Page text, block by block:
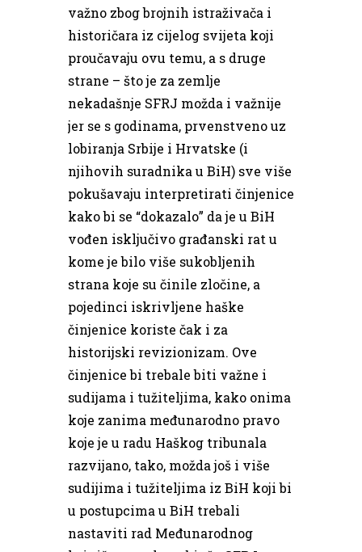
važno zbog brojnih istraživača i
historičara iz cijelog svijeta koji
proučavaju ovu temu, a s druge
strane – što je za zemlje
nekadašnje SFRJ možda i važnije
jer se s godinama, prvenstveno uz
lobiranja Srbije i Hrvatske (i
njihovih suradnika u BiH) sve više
pokušavaju interpretirati činjenice
kako bi se “dokazalo” da je u BiH
vođen isključivo građanski rat u
kome je bilo više sukobljenih
strana koje su činile zločine, a
pojedinci iskrivljene haške
činjenice koriste čak i za
historijski revizionizam. Ove
činjenice bi trebale biti važne i
sudijama i tužiteljima, kako onima
koje zanima međunarodno pravo
koje je u radu Haškog tribunala
razvijano, tako, možda još i više
sudijima i tužiteljima iz BiH koji bi
u postupcima u BiH trebali
nastaviti rad Međunarodnog